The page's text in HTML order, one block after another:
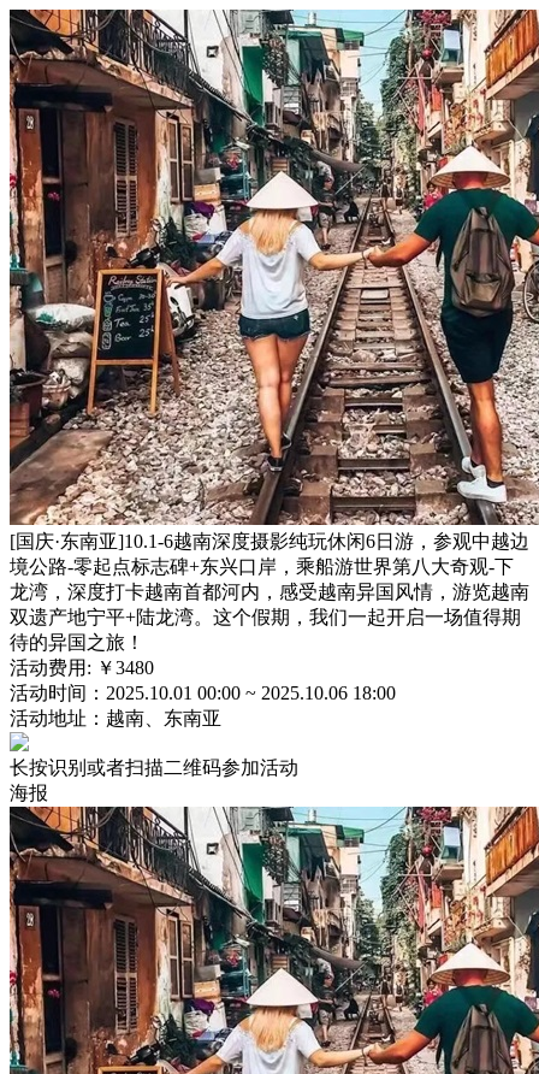
[国庆·东南亚]10.1-6越南深度摄影纯玩休闲6日游，参观中越边
境公路-零起点标志碑+东兴口岸，乘船游世界第八大奇观-下
龙湾，深度打卡越南首都河内，感受越南异国风情，游览越南
双遗产地宁平+陆龙湾。这个假期，我们一起开启一场值得期
待的异国之旅！
活动费用: ￥3480
活动时间： 2025.10.01 00:00 ~ 2025.10.06 18:00
活动地址：越南、东南亚
长按识别或者扫描二维码参加活动
海报